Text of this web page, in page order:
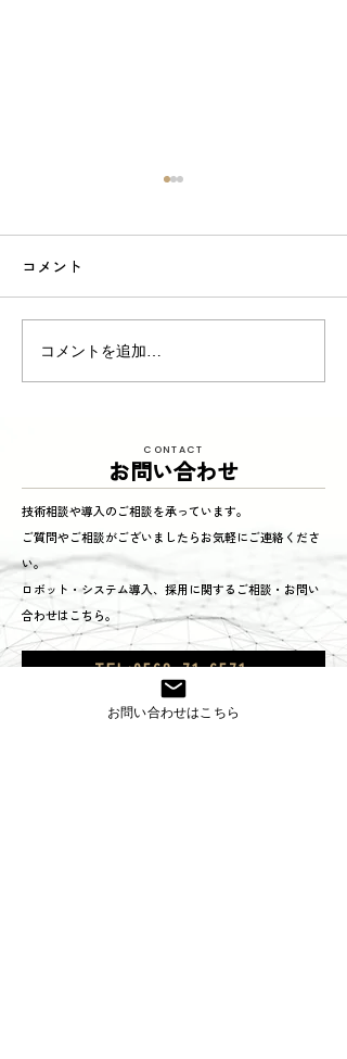
東京商工リサーチ様推
奨、「ALEVEL優良企業ガ
した！〜3年連続 厳選さ
れたAランク企業 〜
コメント
コメントを追加…
CONTACT
お問い合わせ
技術相談や導入のご相談を承っています。
ご質問やご相談がございましたらお気軽にご連絡くださ
い。
ロボット・システム導入、採用に関するご相談・お問い
合わせはこちら。
TEL:0568-71-6571
お問い合わせフォームはこちら
お問い合わせはこちら